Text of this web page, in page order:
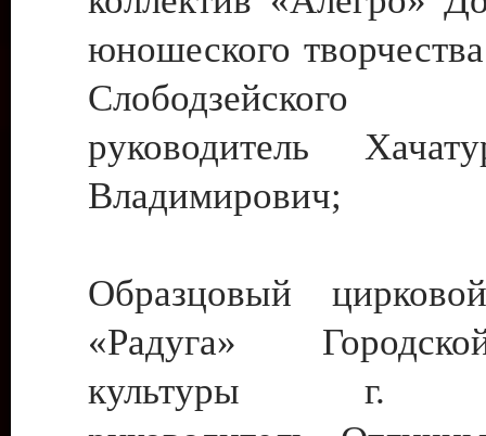
юношеского
руководитель
Владимирович;
Образцовый
«Радуга»
культуры г.